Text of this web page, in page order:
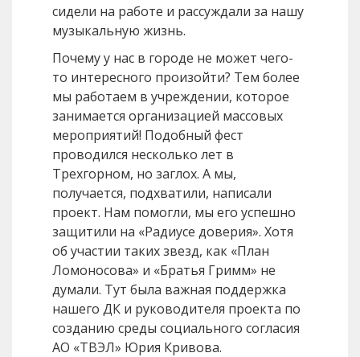
сидели на работе и рассуждали за нашу
музыкальную жизнь.
Почему у нас в городе не может чего-
то интересного произойти? Тем более
мы работаем в учреждении, которое
занимается организацией массовых
мероприятий! Подобный фест
проводился несколько лет в
Трехгорном, но заглох. А мы,
получается, подхватили, написали
проект. Нам помогли, мы его успешно
защитили на «Радиусе доверия». Хотя
об участии таких звезд, как «План
Ломоносова» и «Братья Гримм» не
думали. Тут была важная поддержка
нашего ДК и руководителя проекта по
созданию среды социального согласия
АО «ТВЭЛ» Юрия Кривова.